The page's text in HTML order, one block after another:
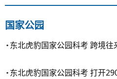
国家公园